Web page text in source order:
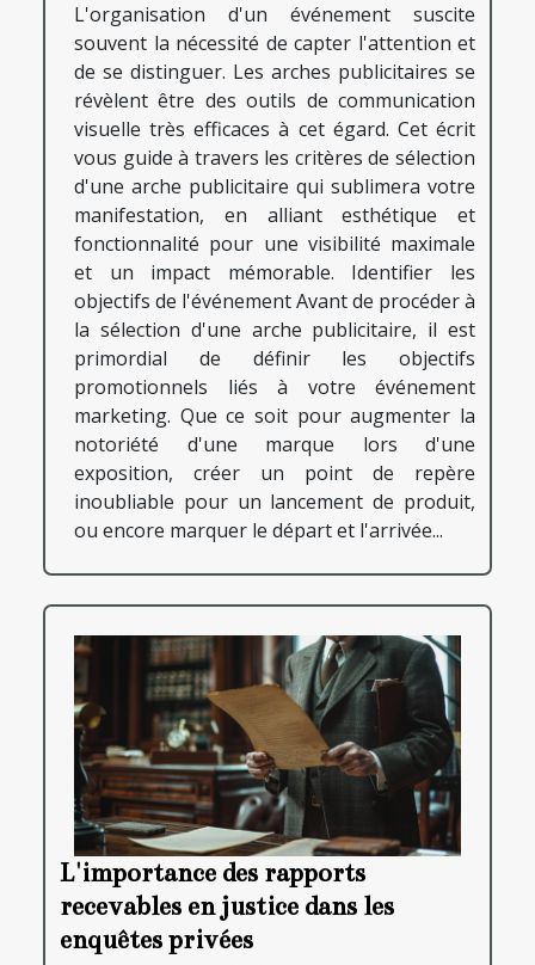
L'organisation d'un événement suscite
souvent la nécessité de capter l'attention et
de se distinguer. Les arches publicitaires se
révèlent être des outils de communication
visuelle très efficaces à cet égard. Cet écrit
vous guide à travers les critères de sélection
d'une arche publicitaire qui sublimera votre
manifestation, en alliant esthétique et
fonctionnalité pour une visibilité maximale
et un impact mémorable. Identifier les
objectifs de l'événement Avant de procéder à
la sélection d'une arche publicitaire, il est
primordial de définir les objectifs
promotionnels liés à votre événement
marketing. Que ce soit pour augmenter la
notoriété d'une marque lors d'une
exposition, créer un point de repère
inoubliable pour un lancement de produit,
ou encore marquer le départ et l'arrivée...
L'importance des rapports
recevables en justice dans les
enquêtes privées